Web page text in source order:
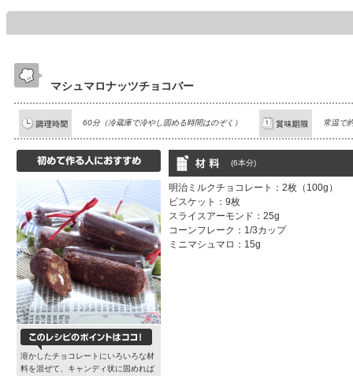
マシュマロナッツチョコバー
60分（冷蔵庫で冷やし固める時間はのぞく） 常温で
溶かしたチョコレートにいろいろな材
料を混ぜて、キャンディ状に固めれば
(6本分)
明治ミルクチョコレート：2枚（100g）
ビスケット：9枚
スライスアーモンド：25g
コーンフレーク：1/3カップ
ミニマシュマロ：15g